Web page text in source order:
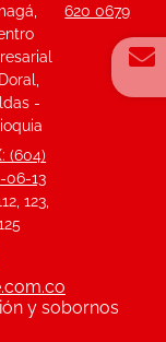
-
(604)
06-13
123,
620 0679
y sobornos